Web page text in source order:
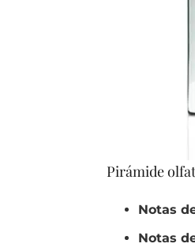
Pirámide
Notas
Notas